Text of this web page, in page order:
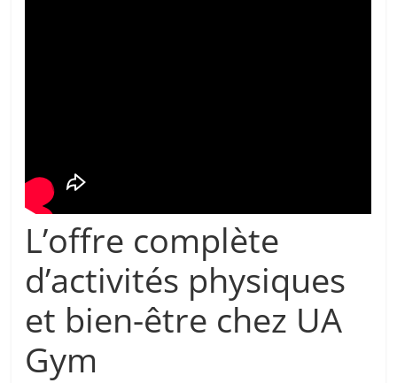
L’offre complète
d’activités physiques
et bien-être chez UA
Gym